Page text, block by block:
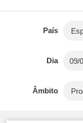
País
Dia
Âmbito